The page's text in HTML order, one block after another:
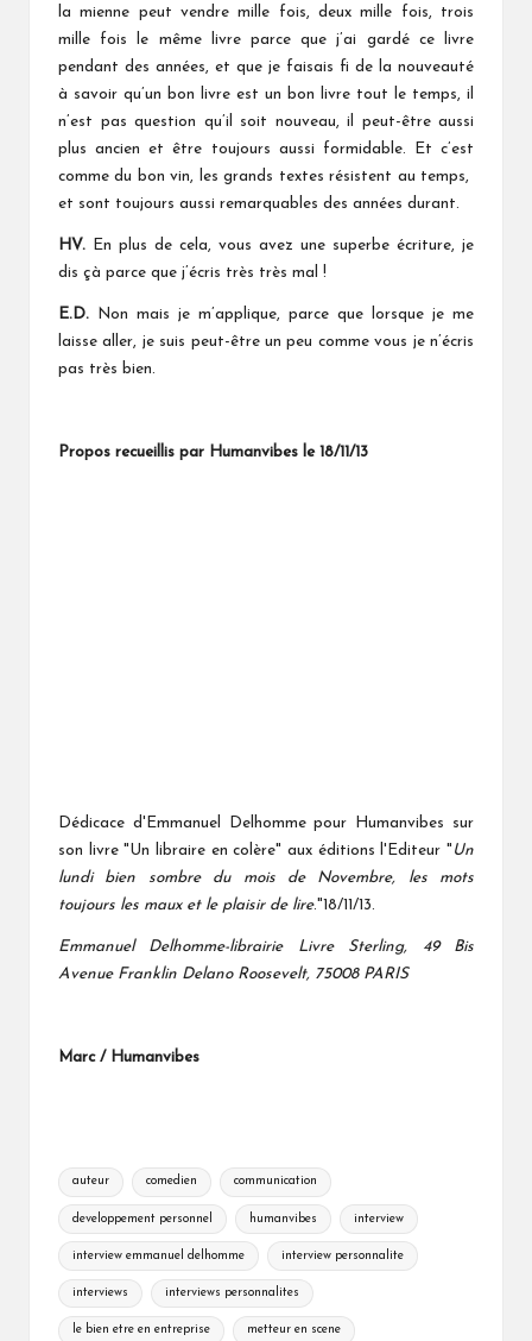
la mienne peut vendre mille fois, deux mille fois, trois
mille fois le même livre parce que j’ai gardé ce livre
pendant des années, et que je faisais fi de la nouveauté
à savoir qu’un bon livre est un bon livre tout le temps, il
n’est pas question qu’il soit nouveau, il peut-être aussi
plus ancien et être toujours aussi formidable. Et c’est
comme du bon vin, les grands textes résistent au temps,
et sont toujours aussi remarquables des années durant.
HV. En plus de cela, vous avez une superbe écriture, je
dis çà parce que j’écris très très mal !
E.D. Non mais je m’applique, parce que lorsque je me
laisse aller, je suis peut-être un peu comme vous je n’écris
pas très bien.
Propos recueillis par Humanvibes le 18/11/13
Dédicace d'Emmanuel Delhomme pour Humanvibes sur
son livre "Un libraire en colère" aux éditions l'Editeur " Un
lundi bien sombre du mois de Novembre, les mots
toujours les maux et le plaisir de lire."18/11/13.
Emmanuel Delhomme-librairie Livre Sterling, 49 Bis
Avenue Franklin Delano Roosevelt, 75008 PARIS
Marc / Humanvibes
Tags:
auteur comedien communication
developpement personnel humanvibes interview
interview emmanuel delhomme interview personnalite
interviews interviews personnalites
le bien etre en entreprise metteur en scene